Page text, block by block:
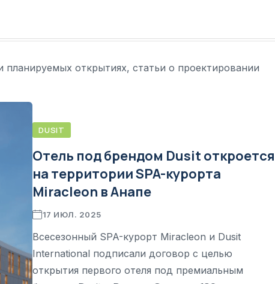
открытиях, статьи о проектировании
DUSIT
Отель под брендом Dusit откроется
на территории SPA-курорта
Miracleon в Анапе
17 ИЮЛ. 2025
Всесезонный SPA-курорт Miracleon и Dusit
International подписали договор с целью
открытия первого отеля под премиальным